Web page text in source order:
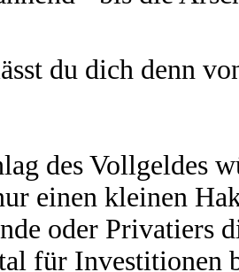
du dich denn
des Vollgeldes
einen kleinen
oder Privatiers
für Investitionen